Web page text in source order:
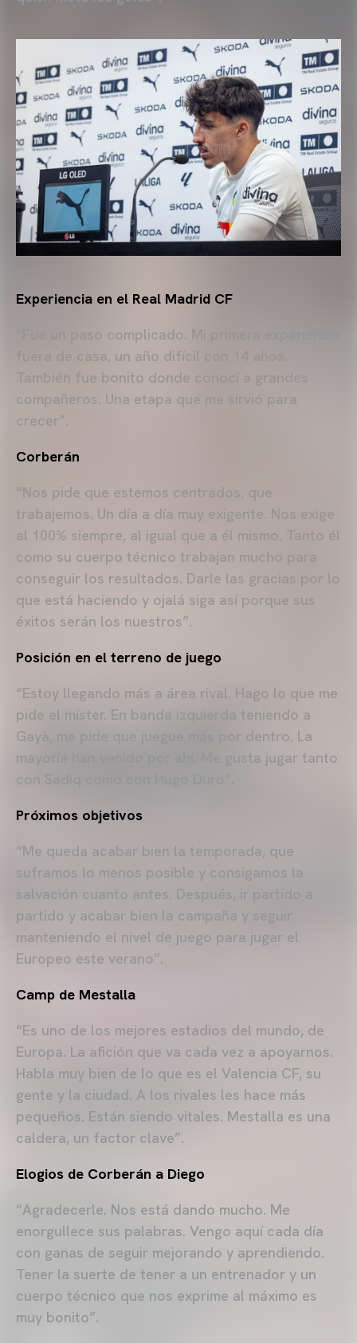
Experiencia en el Real Madrid CF
“Fue un paso complicado. Mi primera experiencia
fuera de casa, un año difícil con 14 años.
También fue bonito donde conocí a grandes
compañeros. Una etapa que me sirvió para
crecer”.
Corberán
“Nos pide que estemos centrados, que
trabajemos. Un día a día muy exigente. Nos exige
al 100% siempre, al igual que a él mismo. Tanto él
como su cuerpo técnico trabajan mucho para
conseguir los resultados. Darle las gracias por lo
que está haciendo y ojalá siga así porque sus
éxitos serán los nuestros”.
Posición en el terreno de juego
“Estoy llegando más a área rival. Hago lo que me
pide el míster. En banda izquierda teniendo a
Gayà, me pide que juegue más por dentro. La
mayoría han venido por ahí. Me gusta jugar tanto
con Sadiq como con Hugo Duro”.
Próximos objetivos
“Me queda acabar bien la temporada, que
suframos lo menos posible y consigamos la
salvación cuanto antes. Después, ir partido a
partido y acabar bien la campaña y seguir
manteniendo el nivel de juego para jugar el
Europeo este verano”.
Camp de Mestalla
“Es uno de los mejores estadios del mundo, de
Europa. La afición que va cada vez a apoyarnos.
Habla muy bien de lo que es el Valencia CF, su
gente y la ciudad. A los rivales les hace más
pequeños. Están siendo vitales. Mestalla es una
caldera, un factor clave”.
Elogios de Corberán a Diego
“Agradecerle. Nos está dando mucho. Me
enorgullece sus palabras. Vengo aquí cada día
con ganas de seguir mejorando y aprendiendo.
Tener la suerte de tener a un entrenador y un
cuerpo técnico que nos exprime al máximo es
muy bonito”.